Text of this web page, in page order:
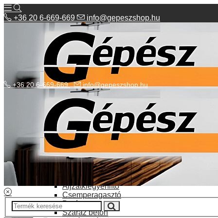
+36 20 6-669-669 info@gepeszshop.hu
Kategóriák menü
Bolhapiac
Burkolatok
Elektromos fűtés
Építkezés, fejújítás
Alapozó festék
Aljzatkiegyenlítő
Csemperagasztó
Poráru
Száraz beton
+36 20 6-669-669 info@gepeszshop.hu